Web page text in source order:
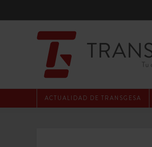
ACTUALIDAD DE TRANSGESA